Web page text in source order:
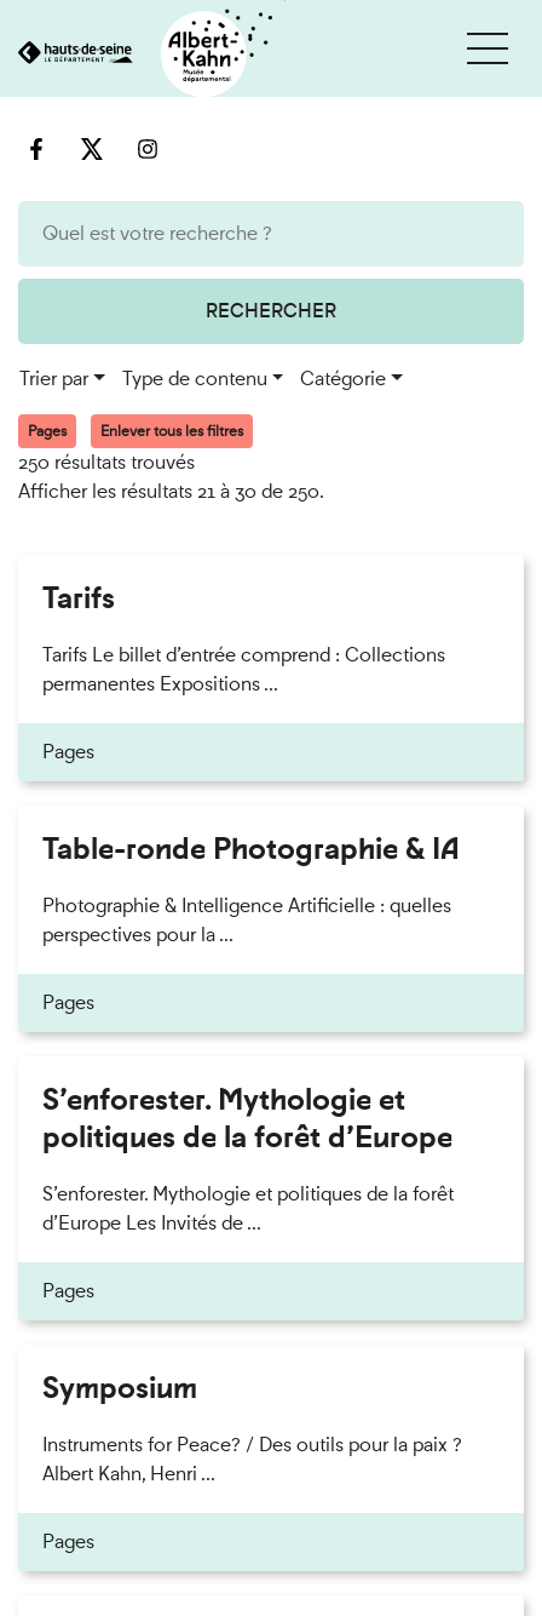
au
RECHERCHER
Trier par Type de contenu Catégorie
Pages Enlever tous les filtres
250 résultats trouvés
Afficher les résultats 21 à 30 de 250.
Tarifs
Tarifs Le billet d’entrée comprend : Collections
permanentes Expositions ...
Pages
Table-ronde Photographie & IA
Photographie & Intelligence Artificielle : quelles
perspectives pour la ...
Pages
S’enforester. Mythologie et
politiques de la forêt d’Europe
S’enforester. Mythologie et politiques de la forêt
d’Europe Les Invités de ...
Pages
Symposium
Instruments for Peace? / Des outils pour la paix ?
Albert Kahn, Henri ...
Pages
Cookies et traceurs utilisés sur ce site